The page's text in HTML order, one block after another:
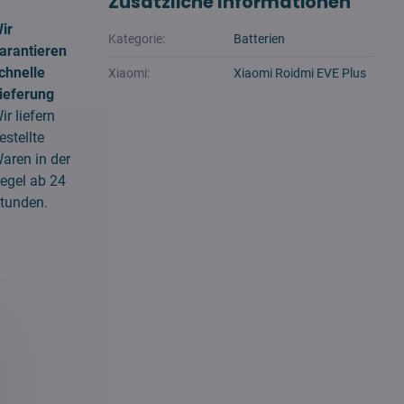
liefern
in der
ab 24
Kategorie: Batterien
Xiaomi: Xiaomi Roidmi EVE Plus